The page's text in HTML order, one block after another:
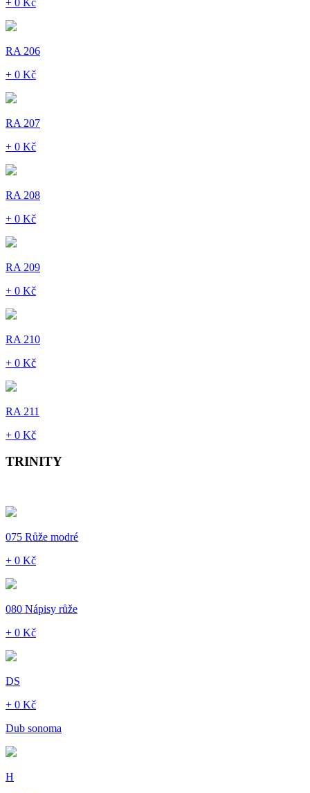
RA 206
+ 0 Kč
RA 207
+ 0 Kč
RA 208
+ 0 Kč
RA 209
+ 0 Kč
RA 210
+ 0 Kč
RA 211
+ 0 Kč
TRINITY
075 Růže modré
+ 0 Kč
080 Nápisy růže
+ 0 Kč
DS
+ 0 Kč
Dub sonoma
H